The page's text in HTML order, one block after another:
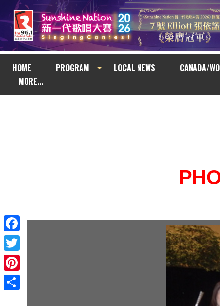
HOME PROGRAM LOCAL NEWS
CANADA/
MORE...
Facebook
Twitter
Pinterest